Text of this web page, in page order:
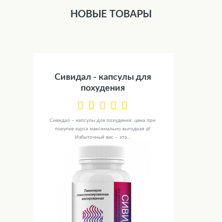
НОВЫЕ ТОВАРЫ
Сивидал - капсулы для
похудения
Сивидал – капсулы для похудения: цена при
покупке курса максимально выгодная 🌿
Избыточный вес – это...